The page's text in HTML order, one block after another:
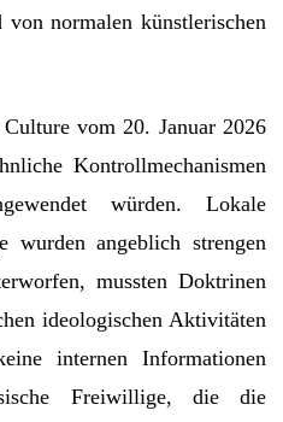
normalen künstlerischen
vom 20. Januar 2026
Kontrollmechanismen
würden. Lokale
angeblich strengen
mussten Doktrinen
ideologischen Aktivitäten
internen Informationen
Freiwillige, die die